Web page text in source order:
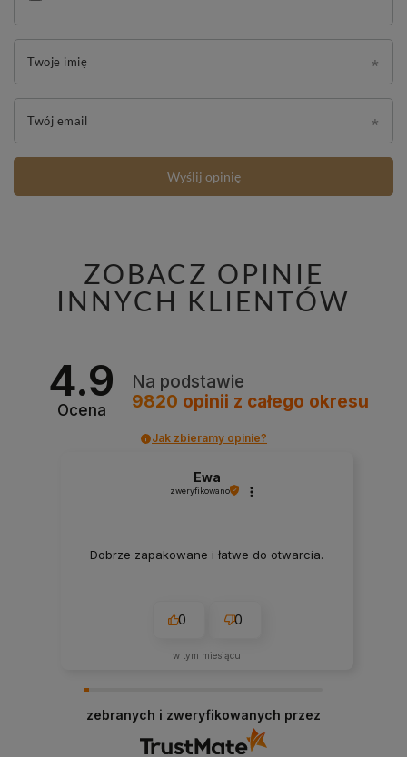
Twoje imię
Twój email
Wyślij opinię
ZOBACZ OPINIE
INNYCH KLIENTÓW
4.9
Ocena
Na podstawie
9820 opinii z całego okresu
Jak zbieramy opinie?
Ewa
zweryfikowano
Dobrze zapakowane i łatwe do otwarcia.
0 0
w tym miesiącu
zebranych i zweryfikowanych przez